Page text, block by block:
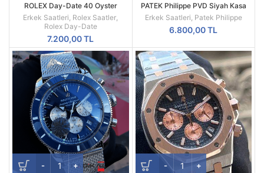
ROLEX Day-Date 40 Oyster
Everose Gold Ref M228235-0025
Erkek Saatleri Rolex Saatler
Rolex Day-Date
7.200,00TL
PATEK Philippe PVD Siyah Kasa
Beyaz Silikon Kordon
Erkek Saatleri Patek Philippe
6.800,00TL